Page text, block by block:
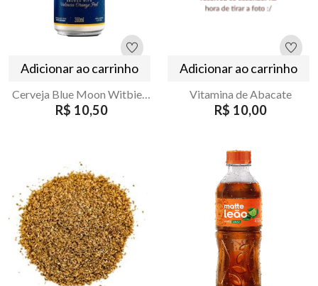
Adicionar ao carrinho
Cerveja Blue Moon Witbier 350ml
R$ 10,50
Adicionar ao carrinho
Vitamina de Abacate
R$ 10,00